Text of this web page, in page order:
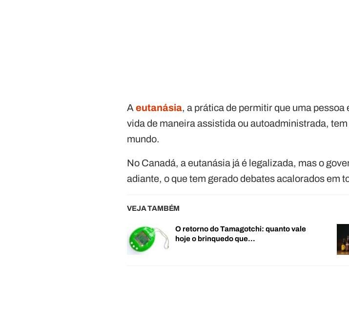
Aeutanásia, a prática de permitir que uma
vida de maneira assistida ou autoadministrada,
mundo.
No Canadá, a eutanásia já é legalizada, mas o
adiante, o que tem gerado debates acalorados em
VEJA TAMBÉM
O retorno do Tamagotchi: quanto vale
hoje o brinquedo que…